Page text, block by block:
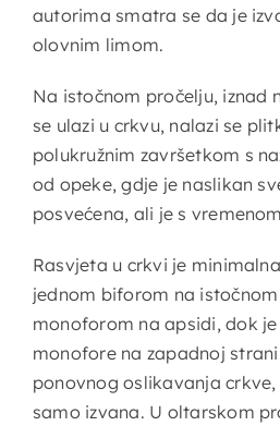
autorima smatra se da je
olovnim limom.
Na istočnom pročelju, iznad
se ulazi u crkvu, nalazi se
polukružnim završetkom s
od opeke, gdje je naslikan
posvećena, ali je s
Rasvjeta u crkvi je
jednom biforom na
monoforom na apsidi, dok
monofore na zapadnoj
ponovnog oslikavanja
samo izvana. U oltarskom